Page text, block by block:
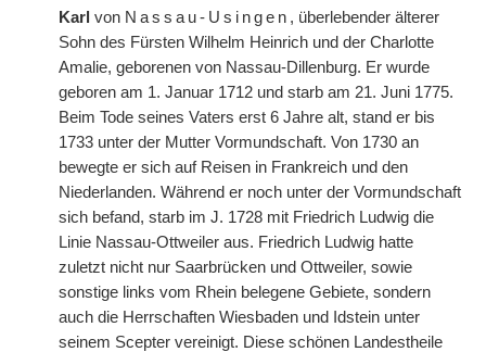
Karl von Nassau-Usingen , überlebender älterer
Sohn des Fürsten Wilhelm Heinrich und der Charlotte
Amalie, geborenen von Nassau-Dillenburg. Er wurde
geboren am 1. Januar 1712 und starb am 21. Juni 1775.
Beim Tode seines Vaters erst 6 Jahre alt, stand er bis
1733 unter der Mutter Vormundschaft. Von 1730 an
bewegte er sich auf Reisen in Frankreich und den
Niederlanden. Während er noch unter der Vormundschaft
sich befand, starb im J. 1728 mit Friedrich Ludwig die
Linie Nassau-Ottweiler aus. Friedrich Ludwig hatte
zuletzt nicht nur Saarbrücken und Ottweiler, sowie
sonstige links vom Rhein belegene Gebiete, sondern
auch die Herrschaften Wiesbaden und Idstein unter
seinem Scepter vereinigt. Diese schönen Landestheile